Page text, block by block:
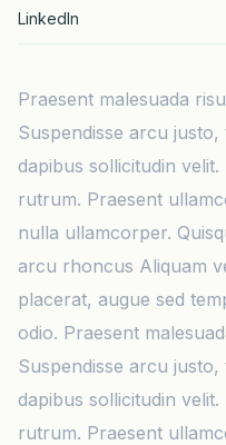
LinkedIn
Praesent malesuada
Suspendisse arcu
dapibus sollicitudin
rutrum. Praesent
nulla ullamcorper.
arcu rhoncus Aliquam
placerat, augue sed
odio. Praesent
Suspendisse arcu
dapibus sollicitudin
rutrum. Praesent